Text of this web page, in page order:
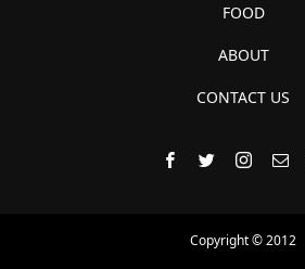
FOOD
ABOUT
CONTACT US
Copyright © 2012